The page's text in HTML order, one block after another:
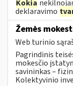
Kokia
deklaravimo
Žemės
Web turinio
Pagrindinis
mokesčio
savininkas –
Kolektyvinio